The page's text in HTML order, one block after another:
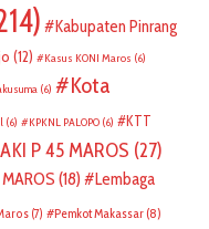
Kabupaten Pinrang
(12) Kasus KONI Maros (6)
(6)
Kota
(6) KPKNL PALOPO (6)
KTT
P 45 MAROS (27)
(18)
Lembaga
(7) Pemkot Makassar (8)